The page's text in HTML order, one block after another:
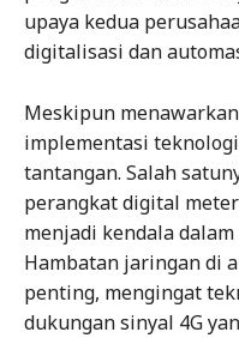
upaya kedua
digitalisasi dan
Meskipun
implementasi
tantangan. Salah
perangkat digital
menjadi kendala
Hambatan jaringan di
penting, mengingat
dukungan sinyal 4G